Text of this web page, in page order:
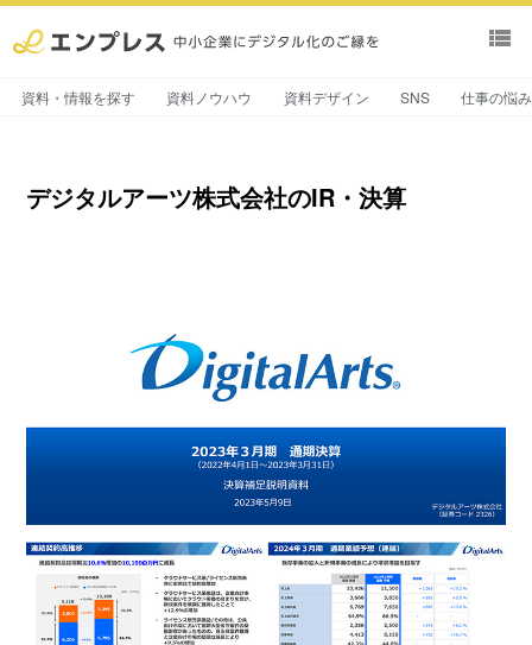
view_list
資料・情報を探す 資料ノウハウ 資料デザイン SNS 仕事の悩
デジタルアーツ株式会社のIR・決算